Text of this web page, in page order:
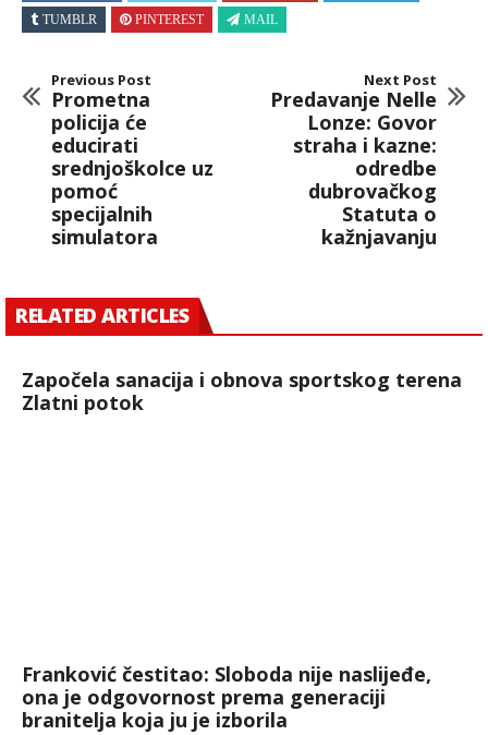
TUMBLR
PINTEREST MAIL
Previous Post
Prometna
policija će
educirati
srednjoškolce uz
pomoć
specijalnih
simulatora
Next Post
Predavanje Nelle
Lonze: Govor
straha i kazne:
odredbe
dubrovačkog
Statuta o
kažnjavanju
RELATED ARTICLES
Započela sanacija i obnova sportskog terena
Zlatni potok
Franković čestitao: Sloboda nije naslijeđe,
ona je odgovornost prema generaciji
branitelja koja ju je izborila